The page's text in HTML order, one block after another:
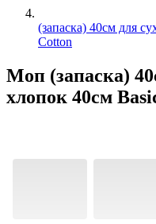
(запаска) 40см для
Cotton
Моп (запаска)
хлопок 40см